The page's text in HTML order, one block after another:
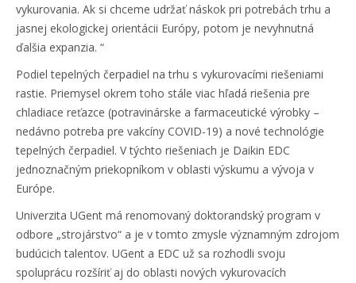
vykurovania. Ak si chceme udržať náskok pri potrebách trhu a
jasnej ekologickej orientácii Európy, potom je nevyhnutná
ďalšia expanzia. “
Podiel tepelných čerpadiel na trhu s vykurovacími riešeniami
rastie. Priemysel okrem toho stále viac hľadá riešenia pre
chladiace reťazce (potravinárske a farmaceutické výrobky –
nedávno potreba pre vakcíny COVID-19) a nové technológie
tepelných čerpadiel. V týchto riešeniach je Daikin EDC
jednoznačným priekopníkom v oblasti výskumu a vývoja v
Európe.
Univerzita UGent má renomovaný doktorandský program v
odbore „strojárstvo“ a je v tomto zmysle významným zdrojom
budúcich talentov. UGent a EDC už sa rozhodli svoju
spoluprácu rozšíriť aj do oblasti nových vykurovacích